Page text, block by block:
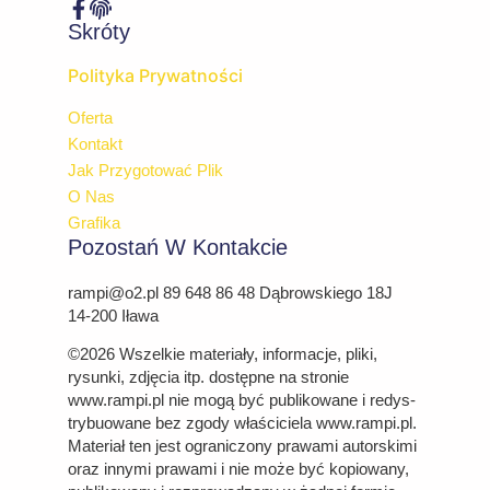
Skróty
Polityka Prywatności
Oferta
Kontakt
Jak Przygotować Plik
O Nas
Grafika
Pozostań W Kontakcie
rampi@o2.pl 89 648 86 48 Dąbrowskiego 18J
14-200 Iława
©2026 Wszelkie materiały, informacje, pliki,
rysunki, zdjęcia itp. dostępne na stro­nie
www.rampi.pl nie mogą być publikowane i re­dys­
try­bu­owa­ne bez zgo­dy właś­ci­cie­la www.rampi.pl.
Ma­te­riał ten jest ograniczony prawami autorskimi
oraz innymi prawami i nie może być kopiowany,